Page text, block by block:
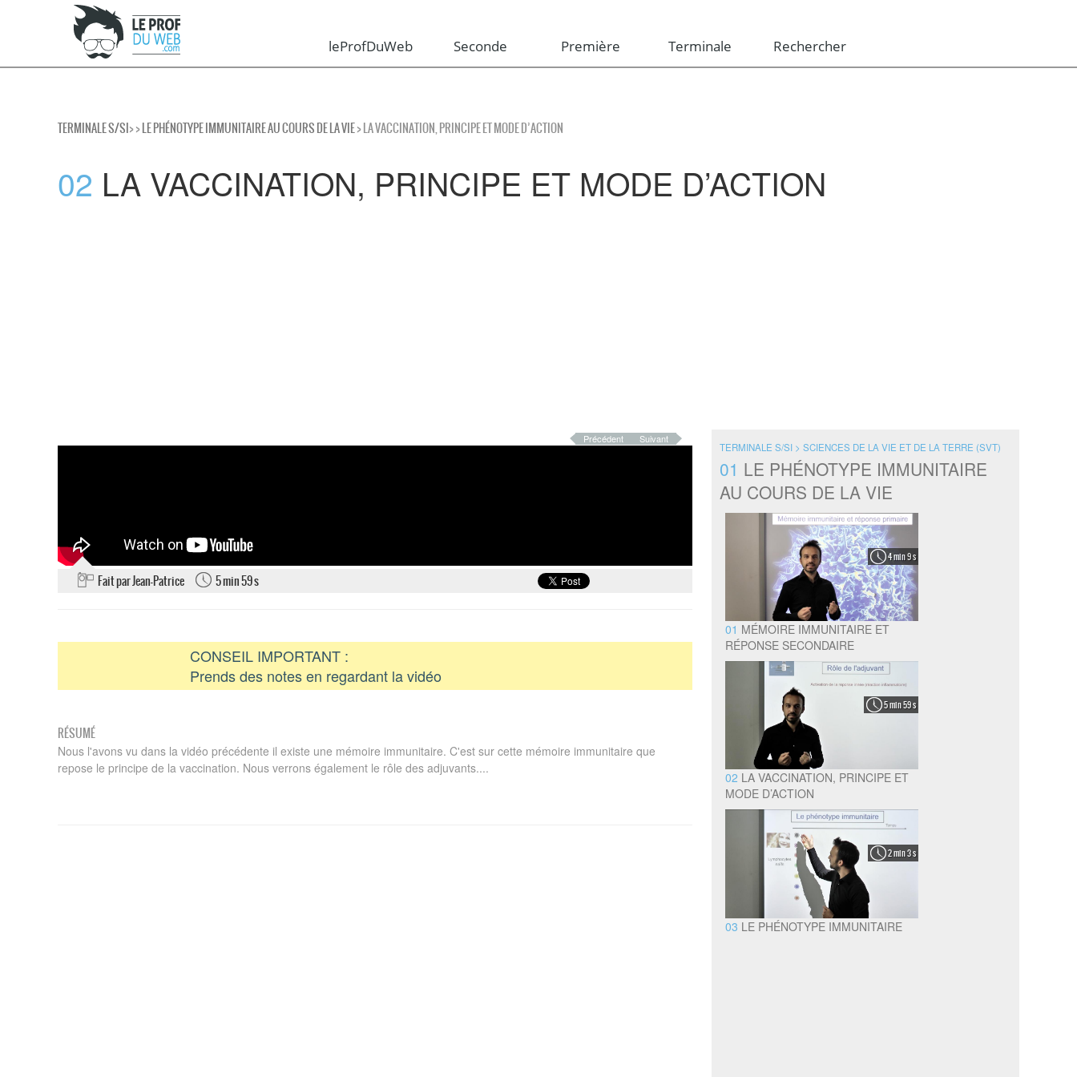
leProfDuWeb Seconde Première Terminale Rechercher
TERMINALE S/SI>>LE PHÉNOTYPE IMMUNITAIRE AU COURS DE LA VIE> LA VACCINATION, PRINCIPE ET MODE D’ACTION
02 LA VACCINATION, PRINCIPE ET MODE D’ACTION
Précédent Suivant
Fait par Jean-Patrice 5 min 59 s
CONSEIL IMPORTANT :
Prends des notes en regardant la vidéo
RÉSUMÉ
Nous l'avons vu dans la vidéo précédente il existe une mémoire immunitaire. C'est sur cette mémoire immunitaire que
repose le principe de la vaccination. Nous verrons également le rôle des adjuvants....
TERMINALE S/SI > SCIENCES DE LA VIE ET DE LA TERRE (SVT)
01 LE PHÉNOTYPE IMMUNITAIRE
AU COURS DE LA VIE
4 min 9 s
01 MÉMOIRE IMMUNITAIRE ET
RÉPONSE SECONDAIRE
5 min 59 s
02 LA VACCINATION, PRINCIPE ET
MODE D’ACTION
2 min 3 s
03 LE PHÉNOTYPE IMMUNITAIRE